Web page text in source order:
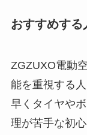
おすすめする
ZGZUXO電動
能を重視する
早くタイヤや
理が苦手な初